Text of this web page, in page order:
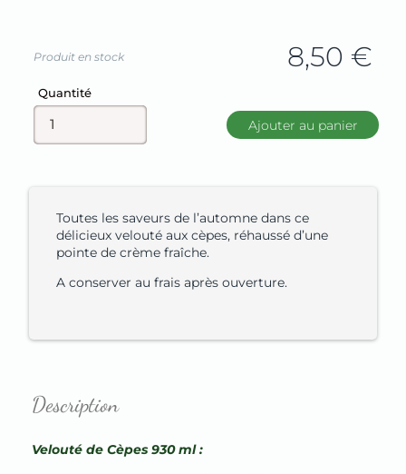
8,50 €
Produit en stock
Champ
Quantité
Ajouter au panier
Toutes les saveurs de l’automne dans ce
délicieux velouté aux cèpes, réhaussé d’une
pointe de crème fraîche.
A conserver au frais après ouverture.
Description
Velouté de Cèpes 930 ml :